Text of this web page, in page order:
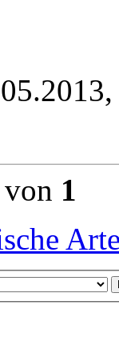
von 1